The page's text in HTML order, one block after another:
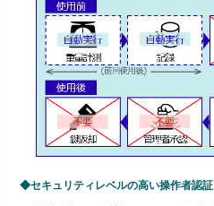
セキュリティレベルの高い操作者認証